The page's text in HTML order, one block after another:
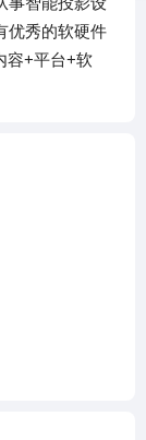
优秀的软硬件
容+平台+软
态圈，为全世
，良好的性
内国际巨头
任泉）、IDG